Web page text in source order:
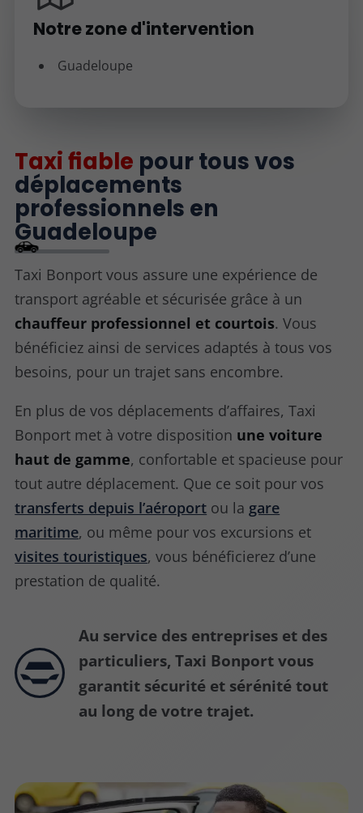
Notre zone d'intervention
Guadeloupe
Taxi fiable pour tous vos
déplacements
professionnels en
Guadeloupe
Taxi Bonport vous assure une expérience de
transport agréable et sécurisée grâce à un
chauffeur professionnel et courtois. Vous
bénéficiez ainsi de services adaptés à tous vos
besoins, pour un trajet sans encombre.
En plus de vos déplacements d’affaires, Taxi
Bonport met à votre disposition une voiture
haut de gamme, confortable et spacieuse pour
tout autre déplacement. Que ce soit pour vos
transferts depuis l’aéroport ou la gare
maritime, ou même pour vos excursions et
visites touristiques, vous bénéficierez d’une
prestation de qualité.
Au service des entreprises et des
particuliers, Taxi Bonport vous
garantit sécurité et sérénité tout
au long de votre trajet.